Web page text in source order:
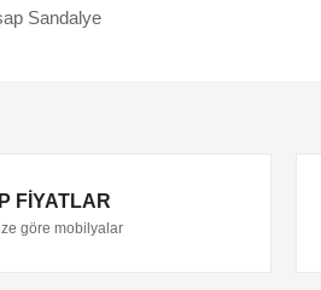
Sandalye
FIYATLAR
göre mobilyalar